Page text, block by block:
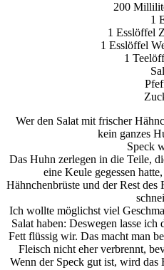
200
1
1 Esslöffel
1 Esslöffel
1
Wer den Salat mit frischer
kein ganzes
Speck
Das Huhn zerlegen in die Teile,
eine Keule gegessen
Hähnchenbrüste und der Rest des
Ich wollte möglichst viel
Salat haben: Deswegen lasse ich
Fett flüssig wir. Das macht man
Fleisch nicht eher verbrennt,
Wenn der Speck gut ist, wird